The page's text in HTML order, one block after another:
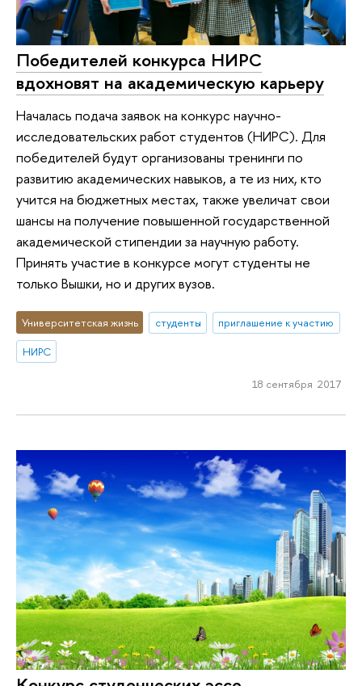
Победителей конкурса НИРС
вдохновят на академическую карьеру
Началась подача заявок на конкурс научно-
исследовательских работ студентов (НИРС). Для
победителей будут организованы тренинги по
развитию академических навыков, а те из них, кто
учится на бюджетных местах, также увеличат свои
шансы на получение повышенной государственной
академической стипендии за научную работу.
Принять участие в конкурсе могут студенты не
только Вышки, но и других вузов.
Университетская жизнь студенты
приглашение к участию
НИРС
18 сентября 2017